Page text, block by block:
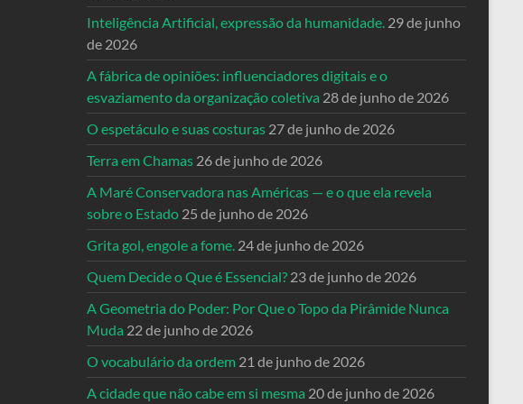
Inteligência Artificial, expressão da humanidade. 29 de junho
de 2026
A fábrica de opiniões: influenciadores digitais e o
esvaziamento da organização coletiva 28 de junho de 2026
O espetáculo e suas costuras 27 de junho de 2026
Terra em Chamas 26 de junho de 2026
A Maré Conservadora nas Américas — e o que ela revela
sobre o Estado 25 de junho de 2026
Grita gol, engole a fome. 24 de junho de 2026
Quem Decide o Que é Essencial? 23 de junho de 2026
A Geometria do Poder: Por Que o Topo da Pirâmide Nunca
Muda 22 de junho de 2026
O vocabulário da ordem 21 de junho de 2026
A cidade que não cabe em si mesma 20 de junho de 2026